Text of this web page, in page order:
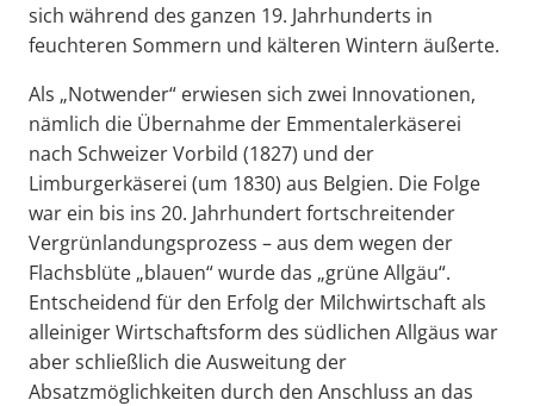
sich während des ganzen 19. Jahrhunderts in
feuchteren Sommern und kälteren Wintern äußerte.
Als „Notwender“ erwiesen sich zwei Innovationen,
nämlich die Übernahme der Emmentalerkäserei
nach Schweizer Vorbild (1827) und der
Limburgerkäserei (um 1830) aus Belgien. Die Folge
war ein bis ins 20. Jahrhundert fortschreitender
Vergrünlandungsprozess – aus dem wegen der
Flachsblüte „blauen“ wurde das „grüne Allgäu“.
Entscheidend für den Erfolg der Milchwirtschaft als
alleiniger Wirtschaftsform des südlichen Allgäus war
aber schließlich die Ausweitung der
Absatzmöglichkeiten durch den Anschluss an das